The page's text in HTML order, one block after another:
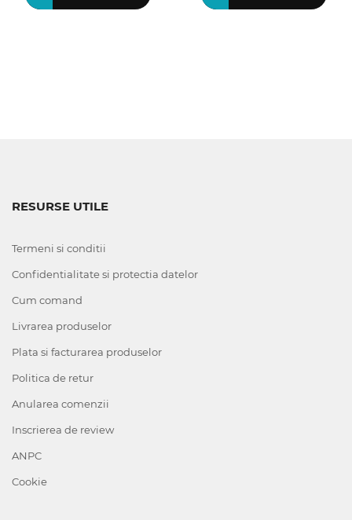
RESURSE UTILE
Termeni si conditii
Confidentialitate si protectia datelor
Cum comand
Livrarea produselor
Plata si facturarea produselor
Politica de retur
Anularea comenzii
Inscrierea de review
ANPC
Cookie